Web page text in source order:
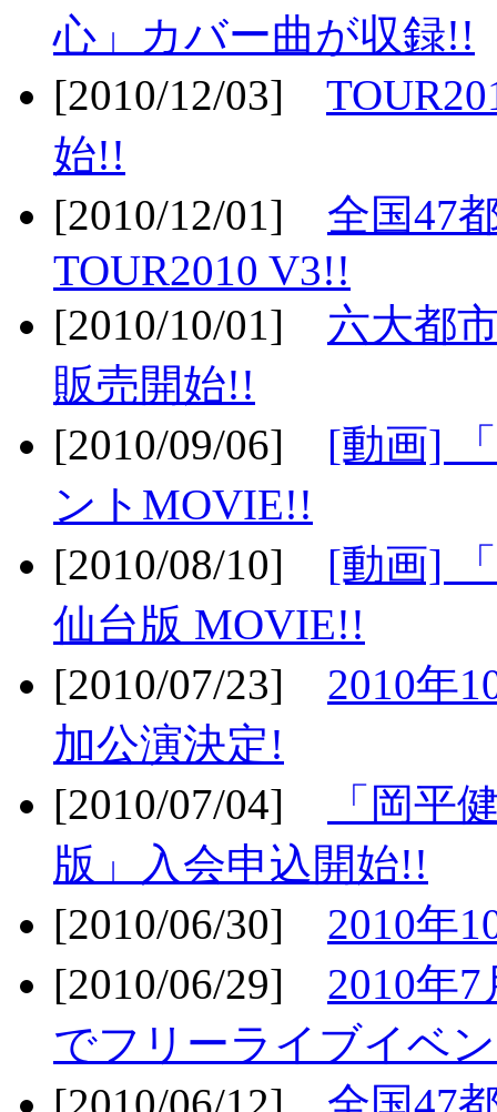
心」カバー曲が収録!!
[2010/12/03]
始!!
[2010/12/01] 全国47
TOUR2010 V3!!
[2010/10/01] 六大都
販売開始!!
[2010/09/06] [動画]
ントMOVIE!!
[2010/08/10] [動画]
仙台版 MOVIE!!
[2010/07/23] 2010年
加公演決定!
[2010/07/04]
「岡平
版」入会申込開始!!
[2010/06/30] 2010年
[2010/06/29] 2010年
でフリーライブイベ